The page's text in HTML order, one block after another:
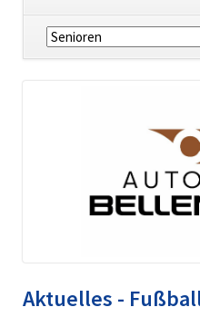
Navigation
überspringen
Aktuelles -